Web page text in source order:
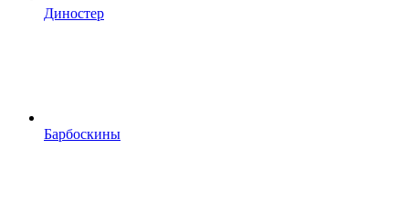
Диностер
Барбоскины